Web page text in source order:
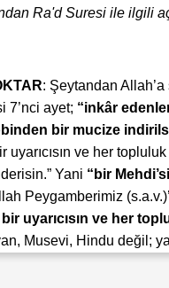
Ra'd Suresi ile ilgili
: Şeytandan Allah’a
7’nci ayet; “inkâr
bir mucize
uyarıcısın ve her
Yani “bir
Peygamberimiz
bir uyarıcısın ve her
Musevi, Hindu değil;